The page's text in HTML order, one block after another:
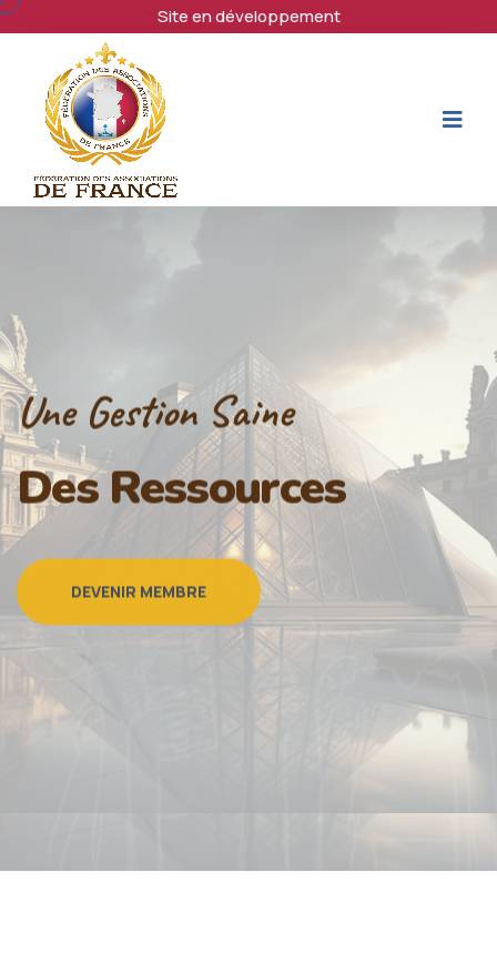
Site en développement
Une Gestion Saine
Des Ressources
DEVENIR MEMBRE